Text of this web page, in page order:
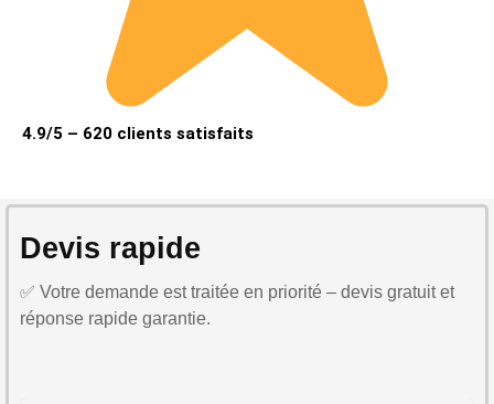
4.9/5 – 620 clients satisfaits
Devis rapide
✅ Votre demande est traitée en priorité – devis gratuit et
réponse rapide garantie.